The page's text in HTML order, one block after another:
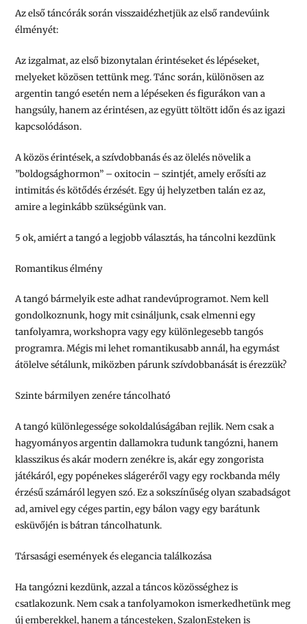
Az első táncórák során visszaidézhetjük az első randevúink
élményét:
Az izgalmat, az első bizonytalan érintéseket és lépéseket,
melyeket közösen tettünk meg. Tánc során, különösen az
argentin tangó esetén nem a lépéseken és figurákon van a
hangsúly, hanem az érintésen, az együtt töltött időn és az igazi
kapcsolódáson.
A közös érintések, a szívdobbanás és az ölelés növelik a
”boldogsághormon” – oxitocin – szintjét, amely erősíti az
intimitás és kötődés érzését. Egy új helyzetben talán ez az,
amire a leginkább szükségünk van.
5 ok, amiért a tangó a legjobb választás, ha táncolni kezdünk
Romantikus élmény
A tangó bármelyik este adhat randevúprogramot. Nem kell
gondolkoznunk, hogy mit csináljunk, csak elmenni egy
tanfolyamra, workshopra vagy egy különlegesebb tangós
programra. Mégis mi lehet romantikusabb annál, ha egymást
átölelve sétálunk, miközben párunk szívdobbanását is érezzük?
Szinte bármilyen zenére táncolható
A tangó különlegessége sokoldalúságában rejlik. Nem csak a
hagyományos argentin dallamokra tudunk tangózni, hanem
klasszikus és akár modern zenékre is, akár egy zongorista
játékáról, egy popénekes slágeréről vagy egy rockbanda mély
érzésű számáról legyen szó. Ez a sokszínűség olyan szabadságot
ad, amivel egy céges partin, egy bálon vagy egy barátunk
esküvőjén is bátran táncolhatunk.
Társasági események és elegancia találkozása
Ha tangózni kezdünk, azzal a táncos közösséghez is
csatlakozunk. Nem csak a tanfolyamokon ismerkedhetünk meg
új emberekkel, hanem a táncesteken, SzalonEsteken is